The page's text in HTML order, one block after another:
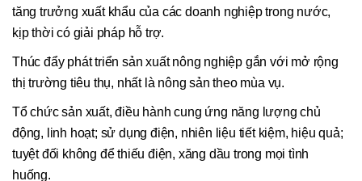
tăng trưởng xuất khẩu của các doanh nghiệp trong nước,
kịp thời có giải pháp hỗ trợ.
Thúc đẩy phát triển sản xuất nông nghiệp gắn với mở rộng
thị trường tiêu thụ, nhất là nông sản theo mùa vụ.
Tổ chức sản xuất, điều hành cung ứng năng lượng chủ
động, linh hoạt; sử dụng điện, nhiên liệu tiết kiệm, hiệu quả;
tuyệt đối không để thiếu điện, xăng dầu trong mọi tình
huống.